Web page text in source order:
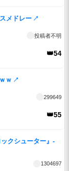
メドレー ↗
投稿者不明
👑54
ｗ ↗
299649
👑55
クシューター』-
1304697